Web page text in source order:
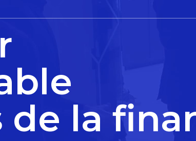
de la